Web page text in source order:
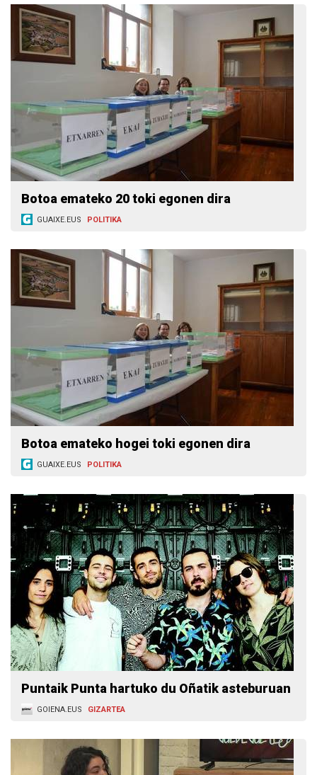
Botoa emateko 20 toki egonen dira
GUAIXE.EUS POLITIKA
Botoa emateko hogei toki egonen dira
GUAIXE.EUS POLITIKA
Puntaik Punta hartuko du Oñatik asteburuan
GOIENA.EUS GIZARTEA